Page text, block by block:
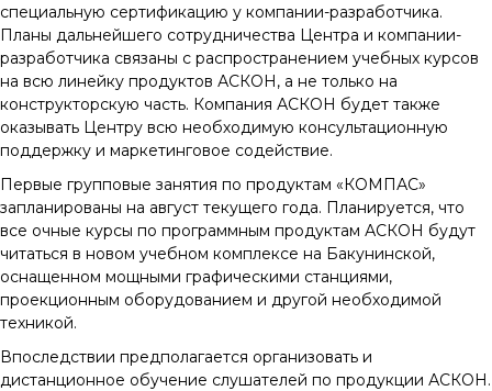
специальную сертификацию у компании-разработчика.
Планы дальнейшего сотрудничества Центра и компании-
разработчика связаны с распространением учебных курсов
на всю линейку продуктов АСКОН, а не только на
конструкторскую часть. Компания АСКОН будет также
оказывать Центру всю необходимую консультационную
поддержку и маркетинговое содействие.
Первые групповые занятия по продуктам «КОМПАС»
запланированы на август текущего года. Планируется, что
все очные курсы по программным продуктам АСКОН будут
читаться в новом учебном комплексе на Бакунинской,
оснащенном мощными графическими станциями,
проекционным оборудованием и другой необходимой
техникой.
Впоследствии предполагается организовать и
дистанционное обучение слушателей по продукции АСКОН.